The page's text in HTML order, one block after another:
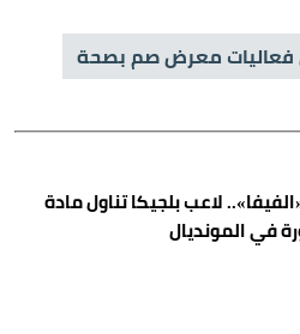
فعاليات معرض صم بصحة
لاعب بلجيكا تناول مادة
في المونديال